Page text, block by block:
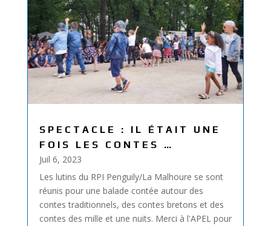
SPECTACLE : IL ÉTAIT UNE
FOIS LES CONTES …
Juil 6, 2023
Les lutins du RPI Penguily/La Malhoure se sont
réunis pour une balade contée autour des
contes traditionnels, des contes bretons et des
contes des mille et une nuits. Merci à l'APEL pour